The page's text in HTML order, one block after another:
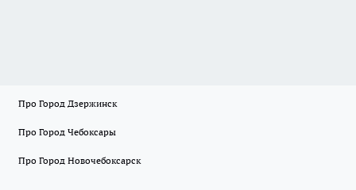
Про Город Дзержинск
Про Город Чебоксары
Про Город Новочебоксарск